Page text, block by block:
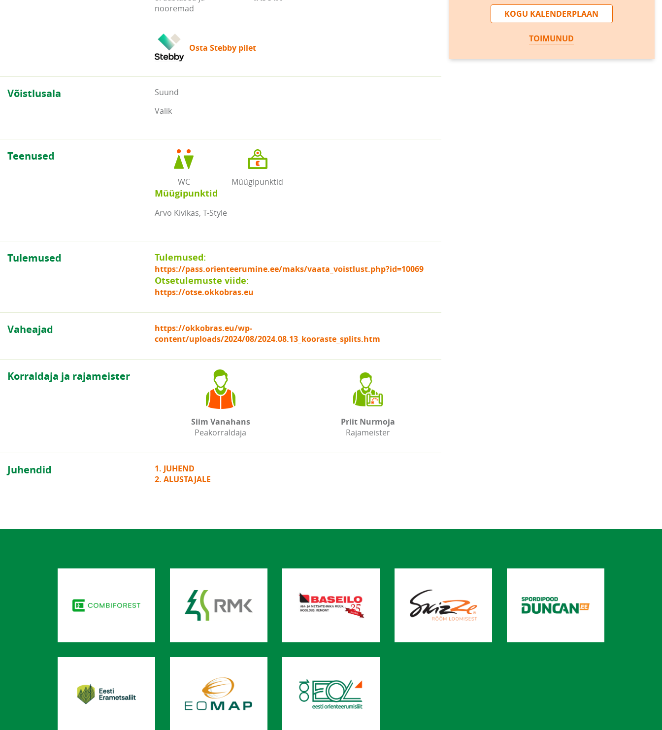
nooremad
Osta Stebby pilet
Võistlusala
Suund
Valik
Teenused
WC Müügipunktid
Müügipunktid
Arvo Kivikas, T-Style
Tulemused Tulemused:
https://pass.orienteerumine.ee/maks/vaata_voistlust.php?id=10069
Otsetulemuste viide:
https://otse.okkobras.eu
Vaheajad
https://okkobras.eu/wp-
content/uploads/2024/08/2024.08.13_kooraste_splits.htm
Korraldaja ja rajameister
Siim Vanahans
Peakorraldaja
Priit Nurmoja
Rajameister
Juhendid
1. JUHEND
2. ALUSTAJALE
KOGU KALENDERPLAAN
TOIMUNUD